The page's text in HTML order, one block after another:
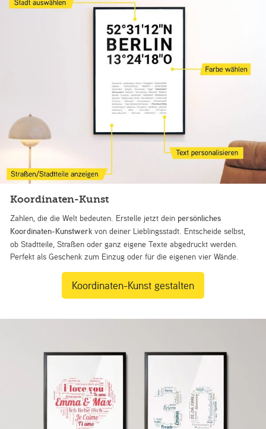
Koordinaten-Kunst
Zahlen, die die Welt bedeuten. Erstelle jetzt dein persönliches
Koordinaten-Kunstwerk von deiner Lieblingsstadt. Entscheide selbst,
ob Stadtteile, Straßen oder ganz eigene Texte abgedruckt werden.
Perfekt als Geschenk zum Einzug oder für die eigenen vier Wände.
Koordinaten-Kunst gestalten